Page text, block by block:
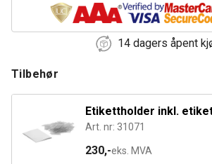
14 dagers åpent
Tilbehør
Etikettholder inkl.
Art. nr: 31071
230,-eks. MVA